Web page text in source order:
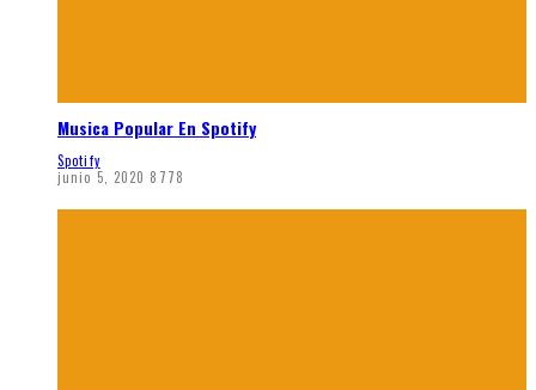
Musica Popular En Spotify
Spotify
junio 5, 2020 8778